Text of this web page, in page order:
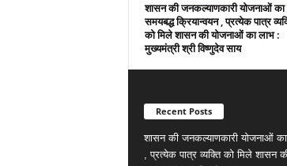
शासन की जनकल्याणकारी योजनाओं
समयबद्ध क्रियान्वयन , प्रत्येक पात्र
को मिले शासन की योजनाओं का लाभ :
मुख्यमंत्री श्री विष्णुदेव साय
Recent Posts
शासन की जनकल्याणकारी योजनाओं
, प्रत्येक पात्र व्यक्ति को मिले शासन